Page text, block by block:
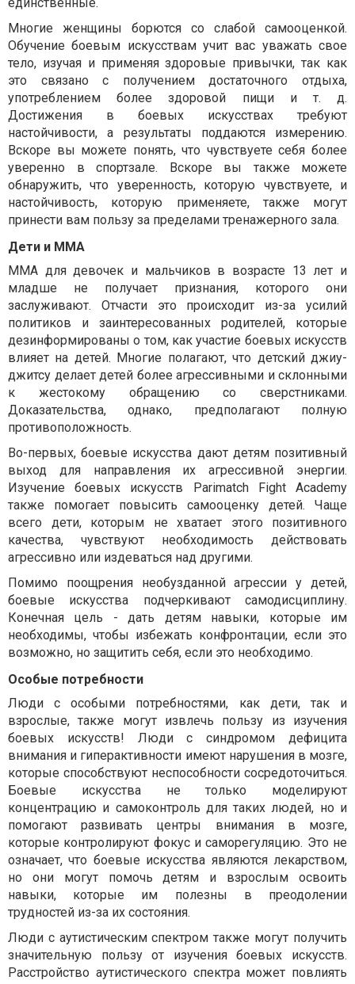
Многие женщины борются со слабой самооценкой.
Обучение боевым искусствам учит вас уважать свое
тело, изучая и применяя здоровые привычки, так как
это связано с получением достаточного отдыха,
употреблением более здоровой пищи и т. д.
Достижения в боевых искусствах требуют
настойчивости, а результаты поддаются измерению.
Вскоре вы можете понять, что чувствуете себя более
уверенно в спортзале. Вскоре вы также можете
обнаружить, что уверенность, которую чувствуете, и
настойчивость, которую применяете, также могут
принести вам пользу за пределами тренажерного зала.
Дети и ММА
ММА для девочек и мальчиков в возрасте 13 лет и
младше не получает признания, которого они
заслуживают. Отчасти это происходит из-за усилий
политиков и заинтересованных родителей, которые
дезинформированы о том, как участие боевых искусств
влияет на детей. Многие полагают, что детский джиу-
джитсу делает детей более агрессивными и склонными
к жестокому обращению со сверстниками.
Доказательства, однако, предполагают полную
противоположность.
Во-первых, боевые искусства дают детям позитивный
выход для направления их агрессивной энергии.
Изучение боевых искусств Parimatch Fight Academy
также помогает повысить самооценку детей. Чаще
всего дети, которым не хватает этого позитивного
качества, чувствуют необходимость действовать
агрессивно или издеваться над другими.
Помимо поощрения необузданной агрессии у детей,
боевые искусства подчеркивают самодисциплину.
Конечная цель - дать детям навыки, которые им
необходимы, чтобы избежать конфронтации, если это
возможно, но защитить себя, если это необходимо.
Особые потребности
Люди с особыми потребностями, как дети, так и
взрослые, также могут извлечь пользу из изучения
боевых искусств! Люди с синдромом дефицита
внимания и гиперактивности имеют нарушения в мозге,
которые способствуют неспособности сосредоточиться.
Боевые искусства не только моделируют
концентрацию и самоконтроль для таких людей, но и
помогают развивать центры внимания в мозге,
которые контролируют фокус и саморегуляцию. Это не
означает, что боевые искусства являются лекарством,
но они могут помочь детям и взрослым освоить
навыки, которые им полезны в преодолении
трудностей из-за их состояния.
Люди с аутистическим спектром также могут получить
значительную пользу от изучения боевых искусств.
Расстройство аутистического спектра может повлиять